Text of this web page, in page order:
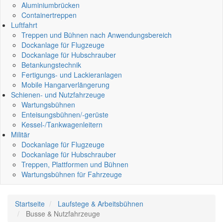
Aluminiumbrücken
Containertreppen
Luftfahrt
Treppen und Bühnen nach Anwendungsbereich
Dockanlage für Flugzeuge
Dockanlage für Hubschrauber
Betankungstechnik
Fertigungs- und Lackieranlagen
Mobile Hangarverlängerung
Schienen- und Nutzfahrzeuge
Wartungsbühnen
Enteisungsbühnen/-gerüste
Kessel-/Tankwagenleitern
Militär
Dockanlage für Flugzeuge
Dockanlage für Hubschrauber
Treppen, Plattformen und Bühnen
Wartungsbühnen für Fahrzeuge
Startseite
Laufstege & Arbeitsbühnen
Busse & Nutzfahrzeuge